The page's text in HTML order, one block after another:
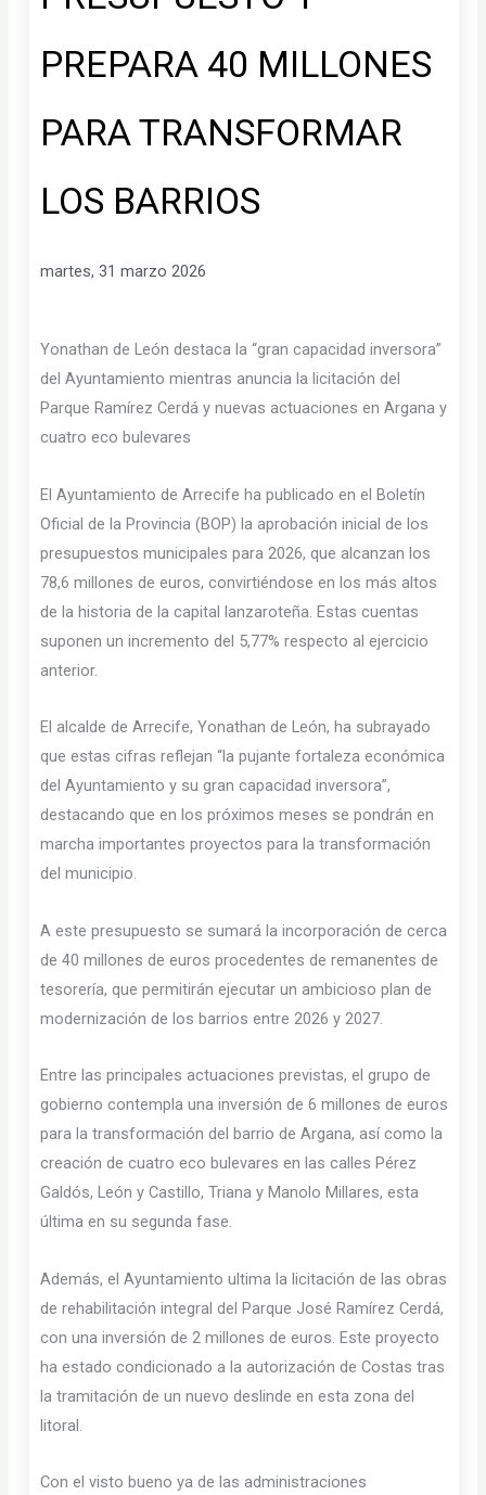
PREPARA 40 MILLONES
PARA TRANSFORMAR
LOS BARRIOS
martes, 31 marzo 2026
Yonathan de León destaca la “gran capacidad inversora”
del Ayuntamiento mientras anuncia la licitación del
Parque Ramírez Cerdá y nuevas actuaciones en Argana y
cuatro eco bulevares
El Ayuntamiento de Arrecife ha publicado en el Boletín
Oficial de la Provincia (BOP) la aprobación inicial de los
presupuestos municipales para 2026, que alcanzan los
78,6 millones de euros, convirtiéndose en los más altos
de la historia de la capital lanzaroteña. Estas cuentas
suponen un incremento del 5,77% respecto al ejercicio
anterior.
El alcalde de Arrecife, Yonathan de León, ha subrayado
que estas cifras reflejan “la pujante fortaleza económica
del Ayuntamiento y su gran capacidad inversora”,
destacando que en los próximos meses se pondrán en
marcha importantes proyectos para la transformación
del municipio.
A este presupuesto se sumará la incorporación de cerca
de 40 millones de euros procedentes de remanentes de
tesorería, que permitirán ejecutar un ambicioso plan de
modernización de los barrios entre 2026 y 2027.
Entre las principales actuaciones previstas, el grupo de
gobierno contempla una inversión de 6 millones de euros
para la transformación del barrio de Argana, así como la
creación de cuatro eco bulevares en las calles Pérez
Galdós, León y Castillo, Triana y Manolo Millares, esta
última en su segunda fase.
Además, el Ayuntamiento ultima la licitación de las obras
de rehabilitación integral del Parque José Ramírez Cerdá,
con una inversión de 2 millones de euros. Este proyecto
ha estado condicionado a la autorización de Costas tras
la tramitación de un nuevo deslinde en esta zona del
litoral.
Con el visto bueno ya de las administraciones